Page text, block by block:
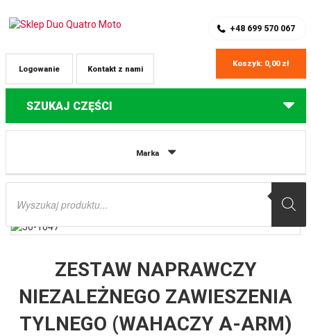
+48 699 570 067
Kontakt z nami
Logowanie
Koszyk: 0,00 zł
SZUKAJ CZĘŚCI
Marka
Wyszukiwarka
Części do quadów Polaris
SPORTSMAN X2 500 ’06-’07, 800 EFI (07) ALL BALLS
ZESTAW NAPRAWCZY
NIEZALEŻNEGO ZAWIESZENIA
TYLNEGO (WAHACZY A-ARM)